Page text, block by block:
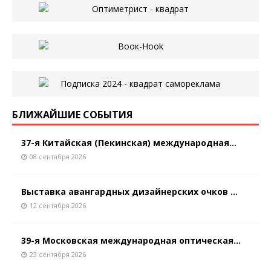
БЛИЖАЙШИЕ СОБЫТИЯ
37-я Китайская (Пекинская) международная...
08 сентября 2026
Выставка авангардных дизайнерских очков ...
12 сентября 2026
39-я Московская международная оптическая...
23 сентября 2026